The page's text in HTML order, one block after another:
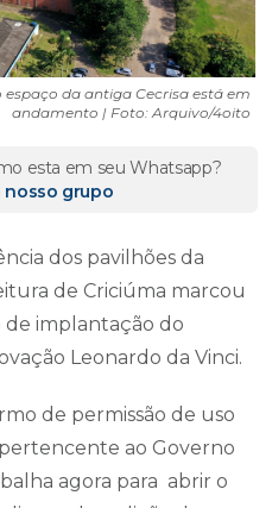
da antiga Cecrisa está em
andamento | Foto: Arquivo/4oito
esta em seu Whatsapp?
nosso grupo
dos pavilhões da
de Criciúma marcou
de implantação do
Leonardo da Vinci.
de permissão de uso
ao Governo
agora para abrir o